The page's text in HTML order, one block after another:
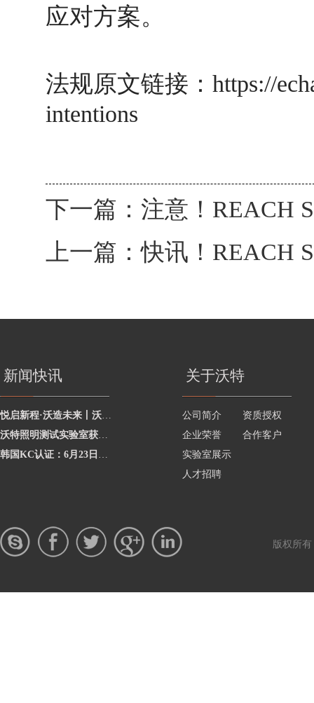
应对方案。
法规原文链接： https://
intentions
下一篇： 注意！REACH
上一篇：快讯！REACH
新闻快讯
悦启新程·沃造未来丨沃特学院2026年度讲师聘任暨2025年度优秀讲师颁奖活动圆
沃特照明测试实验室获澳洲灯具最新标准CNAS资质，助力企业合规出海澳洲市场
韩国KC认证：6月23日起将执行更严格的网络摄像头安全要求
关于沃特
公司简介
资质授权
企业荣誉
合作客户
实验室展示
人才招聘
版权所